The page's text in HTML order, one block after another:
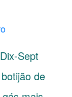
Sept
de